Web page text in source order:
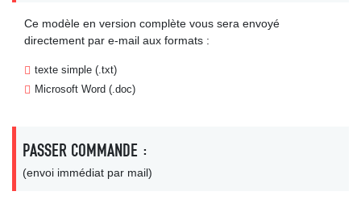
Ce modèle en version complète vous sera envoyé
directement par e-mail aux formats :
texte simple (.txt)
Microsoft Word (.doc)
PASSER COMMANDE :
(envoi immédiat par mail)